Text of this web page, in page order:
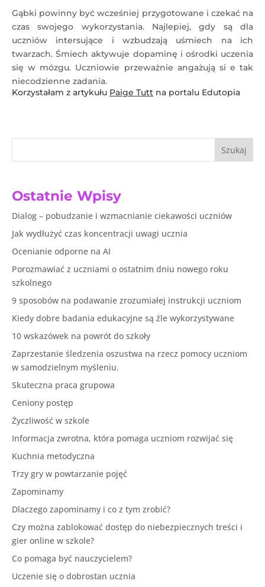
Gąbki powinny być wcześniej przygotowane i czekać na
czas swojego wykorzystania. Najlepiej, gdy są dla
uczniów intersujące i wzbudzają uśmiech na ich
twarzach. Śmiech aktywuje dopaminę i ośrodki uczenia
się w mózgu. Uczniowie przeważnie angażują si e tak
niecodzienne zadania.
Korzystałam z artykułu Paige Tutt na portalu Edutopia
Szukaj
Ostatnie Wpisy
Dialog – pobudzanie i wzmacnianie ciekawości uczniów
Jak wydłużyć czas koncentracji uwagi ucznia
Ocenianie odporne na AI
Porozmawiać z uczniami o ostatnim dniu nowego roku
szkolnego
9 sposobów na podawanie zrozumiałej instrukcji uczniom
Kiedy dobre badania edukacyjne są źle wykorzystywane
10 wskazówek na powrót do szkoły
Zaprzestanie śledzenia oszustwa na rzecz pomocy uczniom
w samodzielnym myśleniu.
Skuteczna praca grupowa
Ceniony postęp
Życzliwość w szkole
Informacja zwrotna, która pomaga uczniom rozwijać się
Kuchnia metodyczna
Trzy gry w powtarzanie pojęć
Zapominamy
Dlaczego zapominamy i co z tym zrobić?
Czy można zablokować dostęp do niebezpiecznych treści i
gier online w szkole?
Co pomaga być nauczycielem?
Uczenie się o dobrostan ucznia